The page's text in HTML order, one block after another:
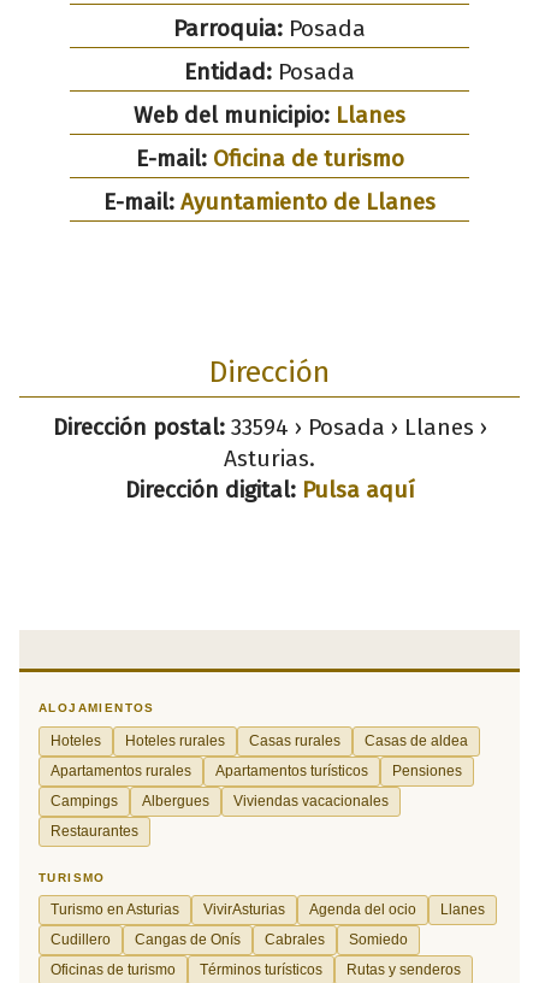
Parroquia: Posada
Entidad: Posada
Web del municipio: Llanes
E-mail: Oficina de turismo
E-mail: Ayuntamiento de Llanes
Dirección
Dirección postal:33594 › Posada › Llanes ›
Asturias.
Dirección digital: Pulsa aquí